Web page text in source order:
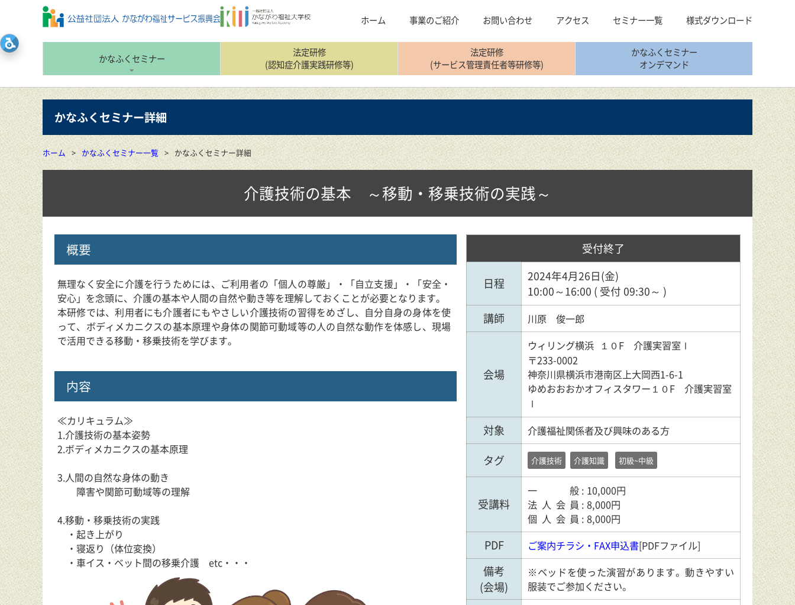
ホーム 事業のご紹介 お問い合わせ アクセス セミナー一覧 様式ダウンロード
かなふくセミナー
法定研修
(認知症介護実践研修等)
法定研修
(サービス管理責任者等研修等)
かなふくセミナー
オンデマンド
かなふくセミナー詳細
ホーム かなふくセミナー一覧 かなふくセミナー詳細
介護技術の基本 ～移動・移乗技術の実践～
受付終了
日程
2024年4月26日(金)
10:00～16:00 ( 受付 09:30～ )
講師 川原 俊一郎
会場
ウィリング横浜 １０F 介護実習室Ⅰ
〒233-0002
神奈川県横浜市港南区上大岡西1-6-1
ゆめおおおかオフィスタワー１０F 介護実習室
Ⅰ
対象 介護福祉関係者及び興味のある方
タグ 介護技術 介護知識 初級~中級
受講料
一般 : 10,000円
法人会員 : 8,000円
個人会員 : 8,000円
PDF ご案内チラシ・FAX申込書[PDFファイル]
備考
(会場)
※ベッドを使った演習があります。動きやすい
服装でご参加ください。
概要
無理なく安全に介護を行うためには、ご利用者の「個人の尊厳」・「自立支援」・「安全・
安心」を念頭に、介護の基本や人間の自然や動き等を理解しておくことが必要となります。
本研修では、利用者にも介護者にもやさしい介護技術の習得をめざし、自分自身の身体を使
って、ボディメカニクスの基本原理や身体の関節可動域等の人の自然な動作を体感し、現場
で活用できる移動・移乗技術を学びます。
内容
≪カリキュラム≫
1.介護技術の基本姿勢
2.ボディメカニクスの基本原理
3.人間の自然な身体の動き
障害や関節可動域等の理解
4.移動・移乗技術の実践
・起き上がり
・寝返り（体位変換）
・車イス・ベット間の移乗介護 etc・・・